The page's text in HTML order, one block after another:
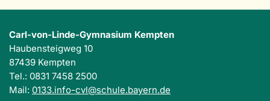
Carl-von-Linde-Gymnasium Kempten
Haubensteigweg 10
87439 Kempten
Tel.: 0831 7458 2500
Mail: 0133.info-cvl@schule.bayern.de